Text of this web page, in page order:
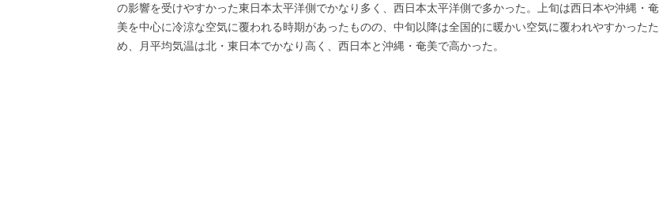
の影響を受けやすかった東日本太平洋側でかなり多く、西日本太平洋側で多かった。上旬は西日本や沖縄・奄
美を中心に冷涼な空気に覆われる時期があったものの、中旬以降は全国的に暖かい空気に覆われやすかったた
め、月平均気温は北・東日本でかなり高く、西日本と沖縄・奄美で高かった。